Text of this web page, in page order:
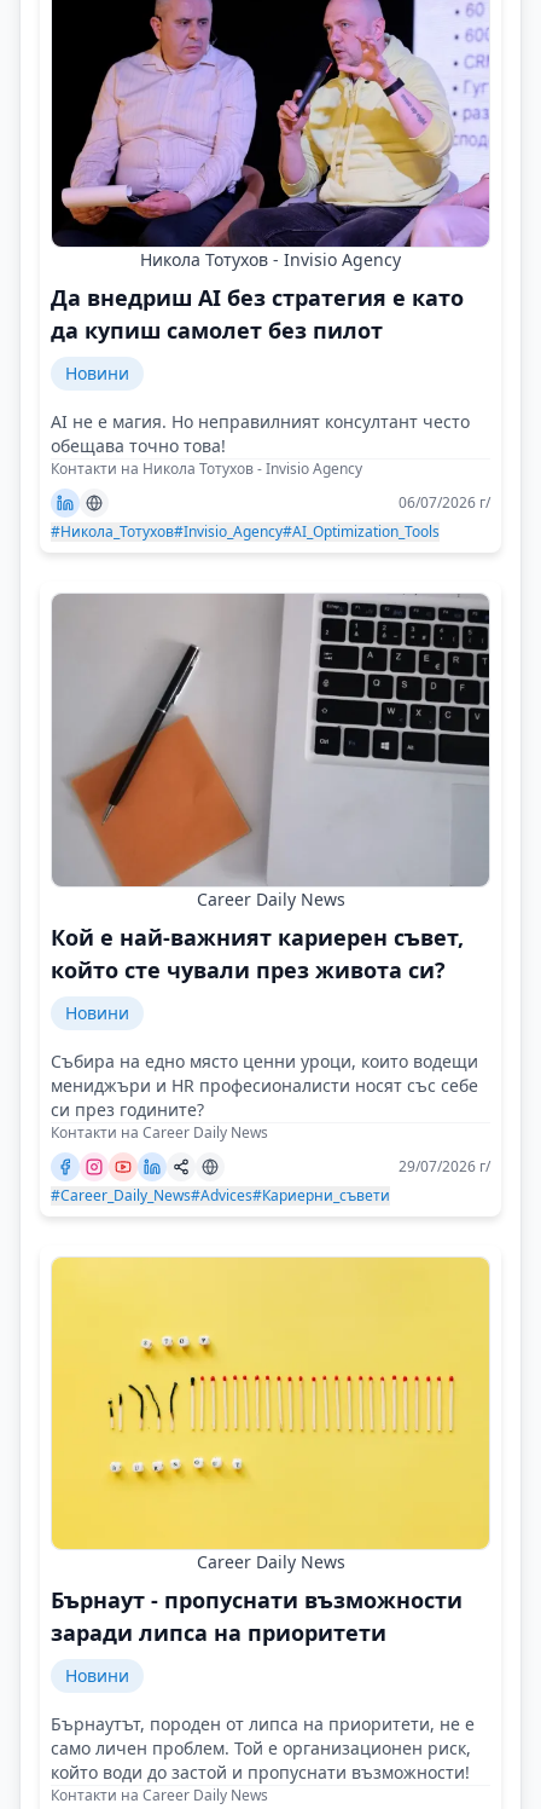
Никола Тотухов - Invisio Agency
Да внедриш AI без стратегия е като
да купиш самолет без пилот
Новини
AI не е магия. Но неправилният консултант често
обещава точно това!
Контакти на Никола Тотухов - Invisio Agency
06/07/2026 г/
#Никола_Тотухов#Invisio_Agency#AI_Optimization_Tools
Career Daily News
Кой е най-важният кариерен съвет,
който сте чували през живота си?
Новини
Събира на едно място ценни уроци, които водещи
мениджъри и HR професионалисти носят със себе
си през годините?
Контакти на Career Daily News
29/07/2026 г/
#Career_Daily_News#Advices#Кариерни_съвети
Career Daily News
Бърнаут - пропуснати възможности
заради липса на приоритети
Новини
Бърнаутът, породен от липса на приоритети, не е
само личен проблем. Той е организационен риск,
който води до застой и пропуснати възможности!
Контакти на Career Daily News